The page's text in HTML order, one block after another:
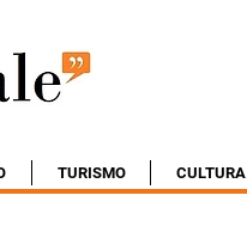
TURISMO CULTURA